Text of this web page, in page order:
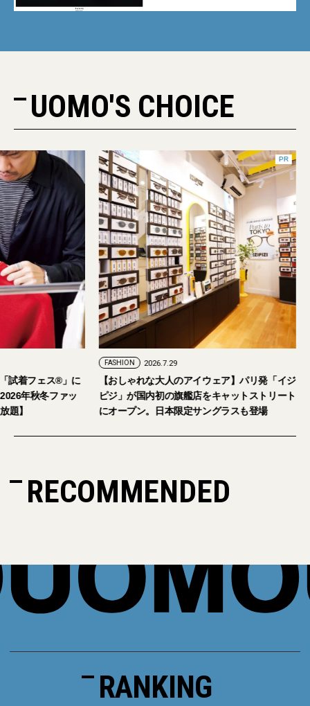
UOMO'S CHOICE
試着フェス®︎」に
年秋冬ファッ
題】
PR
FASHION 2026.7.29
【おしゃれな大人のアイウェア】パリ発「イジ
ピジ」が国内初の旗艦店をキャットストリート
にオープン。日本限定サングラスも登場
RECOMMENDED
RANKING